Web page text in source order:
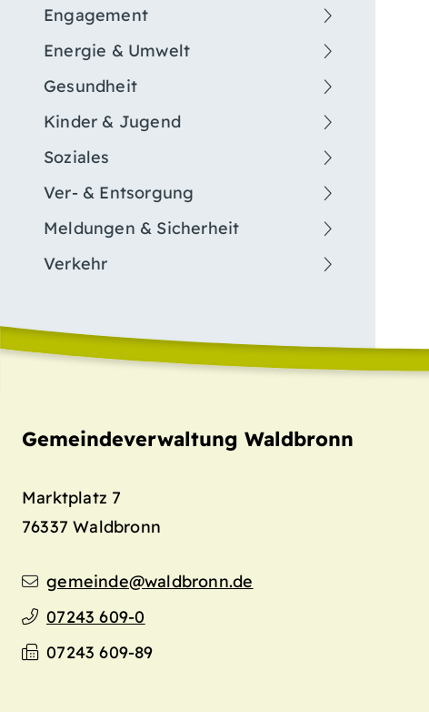
Engagement
Energie & Umwelt
Gesundheit
Kinder & Jugend
Soziales
Ver- & Entsorgung
Meldungen & Sicherheit
Verkehr
Gemeindeverwaltung Waldbronn
Marktplatz 7
76337 Waldbronn
gemeinde@waldbronn.de
07243 609-0
07243 609-89